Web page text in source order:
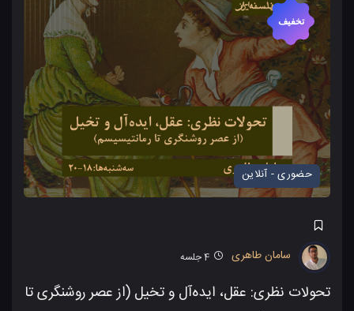
تخفیف
حضوری - آنلاین
سامان طاهری 4جلسه
تحولات نظری: عقل، ایده‌آل و تخیل (از عصر روشنگری تا